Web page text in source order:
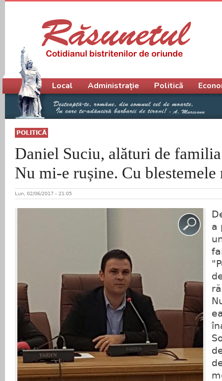
POLITICĂ
Daniel Suciu, alături de
Nu mi-e rușine. Cu
Lun, 02/06/2017 - 21:05
a
Meniu principal
Local Administrație Politică